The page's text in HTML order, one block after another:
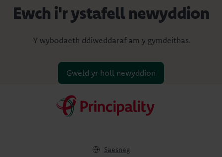
Ewch i'r ystafell newyddion
Y wybodaeth ddiweddaraf am y gymdeithas.
Gweld yr holl newyddion
Saesneg